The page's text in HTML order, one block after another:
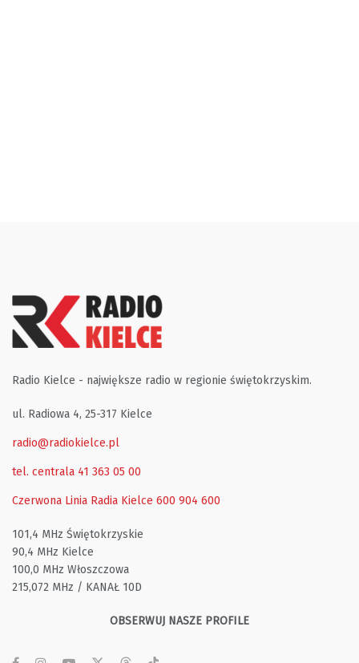
Radio Kielce - największe radio w regionie świętokrzyskim.
ul. Radiowa 4, 25-317 Kielce
radio@radiokielce.pl
tel. centrala 41 363 05 00
Czerwona Linia Radia Kielce 600 904 600
101,4 MHz Świętokrzyskie
90,4 MHz Kielce
100,0 MHz Włoszczowa
215,072 MHz / KANAŁ 10D
OBSERWUJ NASZE PROFILE